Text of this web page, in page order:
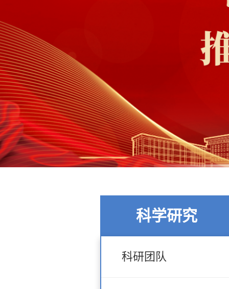
科学研究
科研团队